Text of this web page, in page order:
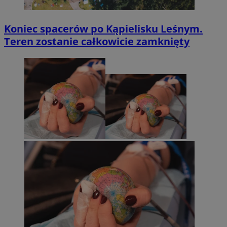
Koniec spacerów po Kąpielisku Leśnym.
Teren zostanie całkowicie zamknięty